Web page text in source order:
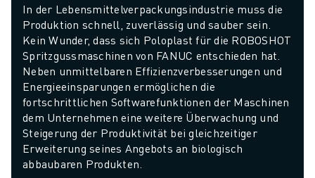
In der Lebensmittelverpackungsindustrie muss die
Produktion schnell, zuverlässig und sauber sein.
Kein Wunder, dass sich Poloplast für die ROBOSHOT
Spritzgussmaschinen von FANUC entschieden hat.
Neben unmittelbaren Effizienzverbesserungen und
Energieeinsparungen ermöglichen die
fortschrittlichen Softwarefunktionen der Maschinen
dem Unternehmen eine weitere Überwachung und
Steigerung der Produktivität bei gleichzeitiger
Erweiterung seines Angebots an biologisch
abbaubaren Produkten.